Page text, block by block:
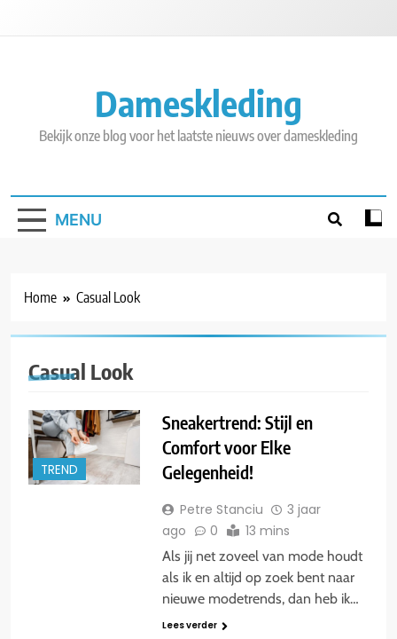
Dameskleding
Bekijk onze blog voor het laatste nieuws over dameskleding
MENU
Home Casual Look
Casual Look
TREND
Sneakertrend: Stijl en
Comfort voor Elke
Gelegenheid!
Petre Stanciu
3 jaar
ago
0 13 mins
Als jij net zoveel van mode houdt
als ik en altijd op zoek bent naar
nieuwe modetrends, dan heb ik…
Lees verder